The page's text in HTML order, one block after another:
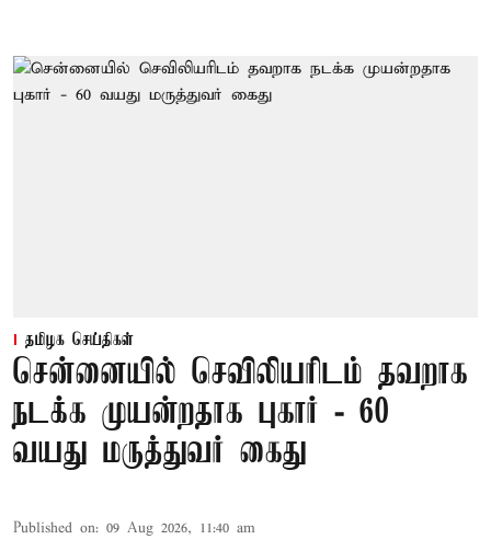
தமிழக செய்திகள்
சென்னையில் செவிலியரிடம் தவறாக
நடக்க முயன்றதாக புகார் - 60
வயது மருத்துவர் கைது
Published on: 09 Aug 2026, 11:40 am